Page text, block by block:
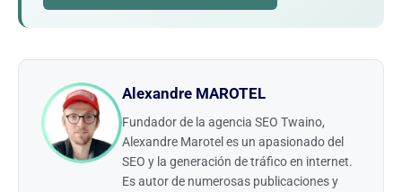
Alexandre MAROTEL
Fundador de la agencia SEO Twaino,
Alexandre Marotel es un apasionado del
SEO y la generación de tráfico en internet.
Es autor de numerosas publicaciones y